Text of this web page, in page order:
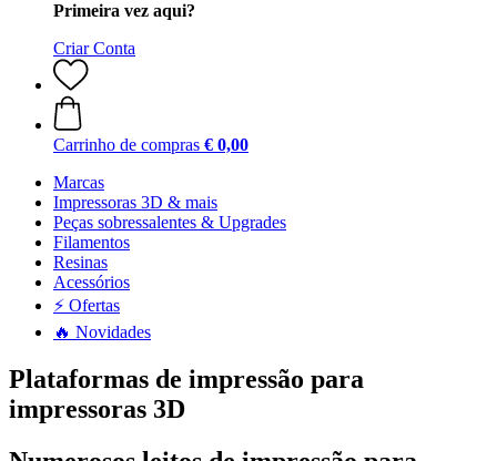
Primeira vez aqui?
Criar Conta
Carrinho de compras € 0,00
Marcas
Impressoras 3D & mais
Peças sobressalentes & Upgrades
Filamentos
Resinas
Acessórios
⚡ Ofertas
🔥 Novidades
Plataformas de impressão para
impressoras 3D